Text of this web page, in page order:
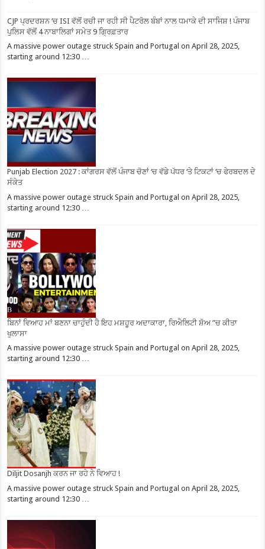
CJP ਪ੍ਰਦਰਸ਼ਨ ‘ਚ ISI ਵੱਲੋਂ ਰਚੀ ਜਾ ਰਹੀ ਸੀ ਪੈਟਰੋਲ ਬੰਬਾਂ ਨਾਲ ਧਮਾਕੇ ਦੀ ਸਾਜਿਸ਼ ! ਪੰਜਾਬ
ਪੁਲਿਸ ਵੱਲੋਂ 4 ਨਾਬਾਲਿਗਾਂ ਸਮੇਤ 9 ਗ੍ਰਿਫ਼ਤਾਰ
A massive power outage struck Spain and Portugal on April 28, 2025,
starting around 12:30 …
Punjab Election 2027 : ਕਾਂਗਰਸ ਵੱਲੋਂ ਪੰਜਾਬ ਚੋਣਾਂ ‘ਚ ਵੱਡੇ ਪੱਧਰ ‘ਤੇ ਟਿਕਟਾਂ ‘ਚ ਫੇਰਬਦਲ ਦੇ
ਸੰਕੇਤ
A massive power outage struck Spain and Portugal on April 28, 2025,
starting around 12:30 …
ਬਿਨਾਂ ਵਿਆਹ ਮਾਂ ਬਣਨਾ ਚਾਹੁੰਦੀ ਹੈ ਇਹ ਮਸ਼ਹੂਰ ਅਦਾਕਾਰਾ, ਰਿਐਲਿਟੀ ਸ਼ੋਅ ”ਚ ਕੀਤਾ
ਖੁਲਾਸਾ
A massive power outage struck Spain and Portugal on April 28, 2025,
starting around 12:30 …
Diljit Dosanjh ਕਰਨ ਜਾ ਰਹੇ ਨੇ ਵਿਆਹ !
A massive power outage struck Spain and Portugal on April 28, 2025,
starting around 12:30 …